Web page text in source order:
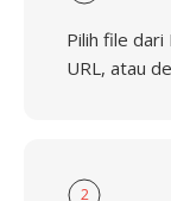
Pilih file
URL, atau
2